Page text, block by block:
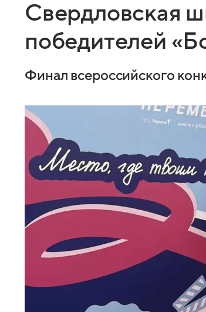
Свердловская
победителей
Финал всероссийского